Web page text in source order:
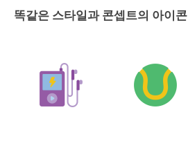
똑같은 스타일과 콘셉트의 아이콘